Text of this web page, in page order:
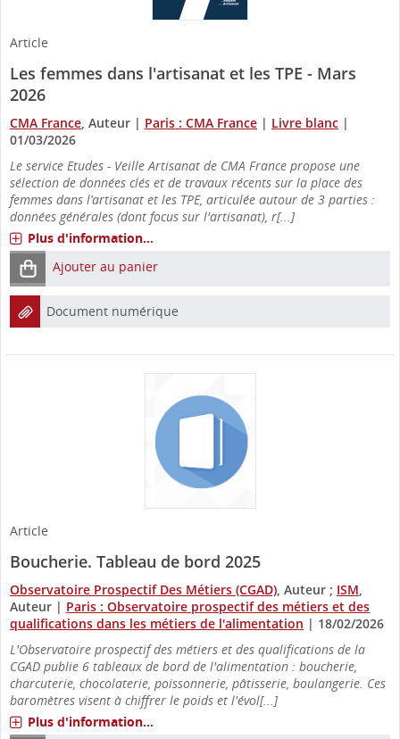
Article
Les femmes dans l'artisanat et les TPE - Mars
2026
CMA France , Auteur | Paris : CMA France | Livre blanc |
01/03/2026
Le service Etudes - Veille Artisanat de CMA France propose une
sélection de données clés et de travaux récents sur la place des
femmes dans l’artisanat et les TPE, articulée autour de 3 parties :
données générales (dont focus sur l'artisanat), r[...]
Plus d'information...
Ajouter au panier
Document numérique
Article
Boucherie. Tableau de bord 2025
Observatoire Prospectif Des Métiers (CGAD) , Auteur ; ISM
Auteur | Paris : Observatoire prospectif des métiers et des
qualifications dans les métiers de l'alimentation | 18/02/2026
L'Observatoire prospectif des métiers et des qualifications de la
CGAD publie 6 tableaux de bord de l'alimentation : boucherie,
charcuterie, chocolaterie, poissonnerie, pâtisserie, boulangerie. Ces
baromètres visent à chiffrer le poids et l'évol[...]
Plus d'information...